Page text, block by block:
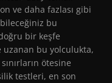
ve daha fazlası gibi
bu
bir keşfe
uzanan bu yolculukta,
ötesine
testleri, en son